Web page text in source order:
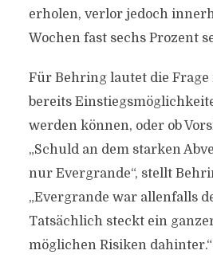
erholen, verlor jedoch
Wochen fast sechs Prozent
Für Behring lautet die Frage
bereits
werden können, oder ob
„Schuld an dem starken
nur Evergrande“, stellt
„Evergrande war allenfalls
Tatsächlich steckt ein
möglichen Risiken dahinter.“